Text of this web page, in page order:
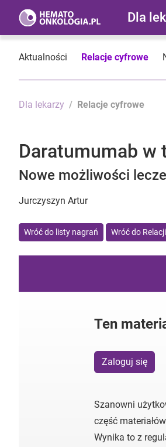
Dla
Aktualności Relacje cyfrowe
Dla lekarzy Relacje cyfrowe
Daratumumab w
Nowe możliwości
Jurczyszyn Artur
Wróć do listy nagrań Wróć do
Ten
Zaloguj się
Szanowni
część
Wynika to z